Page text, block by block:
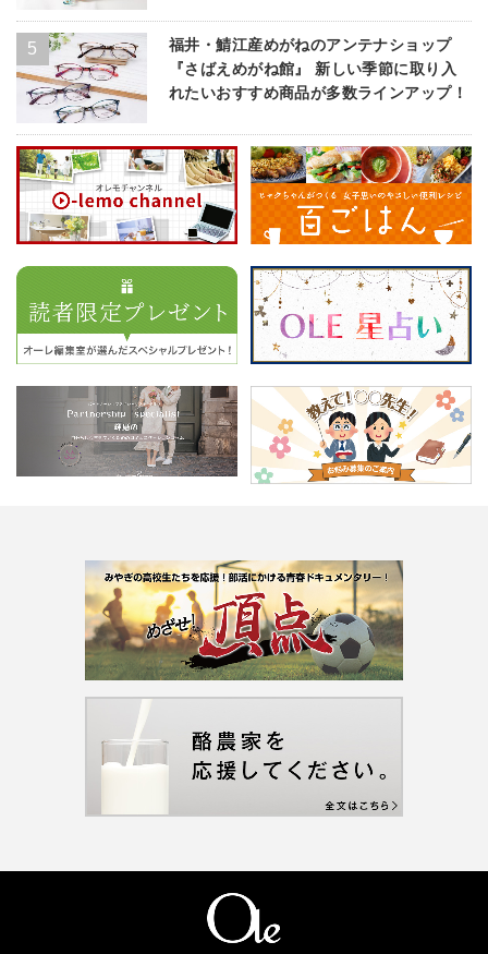
福井・鯖江産めがねのアンテナショップ
『さばえめがね館』 新しい季節に取り入
れたいおすすめ商品が多数ラインアップ！